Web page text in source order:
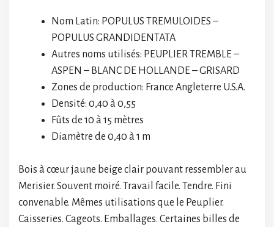
Nom Latin: POPULUS TREMULOIDES –
POPULUS GRANDIDENTATA
Autres noms utilisés: PEUPLIER TREMBLE –
ASPEN – BLANC DE HOLLANDE – GRISARD
Zones de production: France Angleterre U.S.A.
Densité: 0,40 à 0,55
Fûts de 10 à 15 mètres
Diamètre de 0,40 à 1 m
Bois à cœur jaune beige clair pouvant ressembler au
Merisier. Souvent moiré. Travail facile. Tendre. Fini
convenable. Mêmes utilisations que le Peuplier.
Caisseries. Cageots. Emballages. Certaines billes de